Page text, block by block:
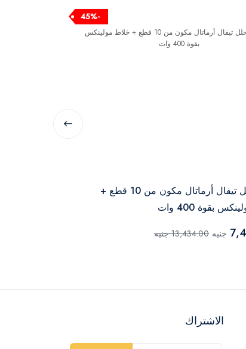
-45%
طقم حلل تيفال أرماتال مكون من 10 قطع +
بقوة 400 وات
جنيه 13,434.00 جنيه
الاشتراك